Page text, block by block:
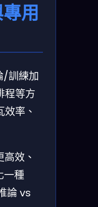
用
/訓練加
程等方
率、
效、
一種
論 vs